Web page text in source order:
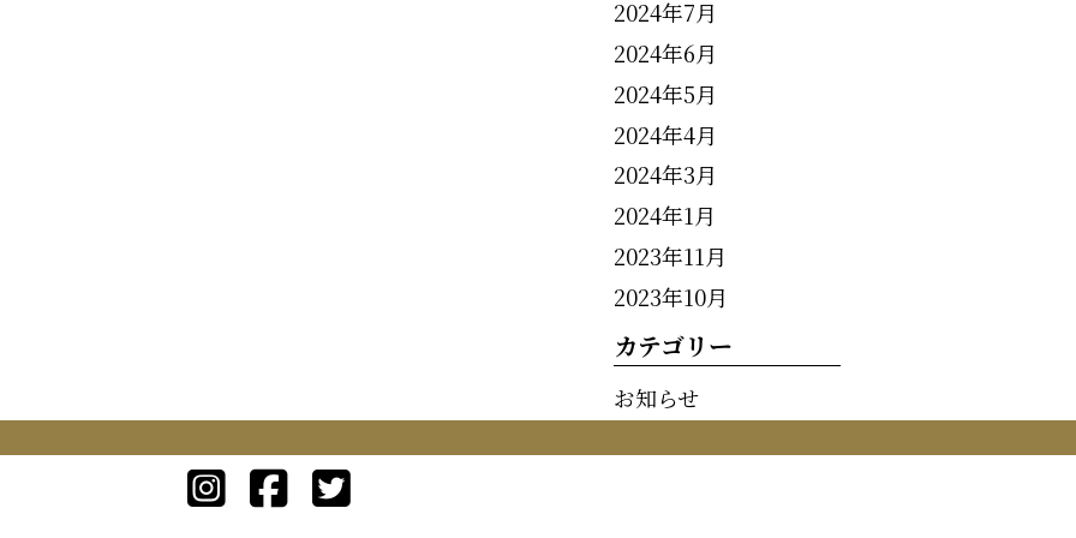
2024年7月
2024年6月
2024年5月
2024年4月
2024年3月
2024年1月
2023年11月
2023年10月
カテゴリー
お知らせ